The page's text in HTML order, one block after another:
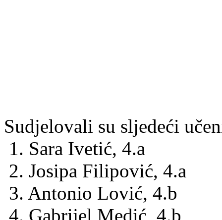
Sudjelovali su sljedeći
1. Sara Ivetić, 4.a
2. Josipa Filipović, 4.a
3. Antonio Lović, 4.b
4. Gabrijel Medić, 4.b